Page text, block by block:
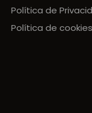
Política de
Política de cookies